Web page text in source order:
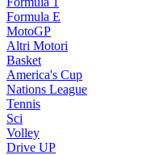
Formula E
MotoGP
Altri Motori
Basket
America's Cup
Nations League
Tennis
Sci
Volley
Drive UP